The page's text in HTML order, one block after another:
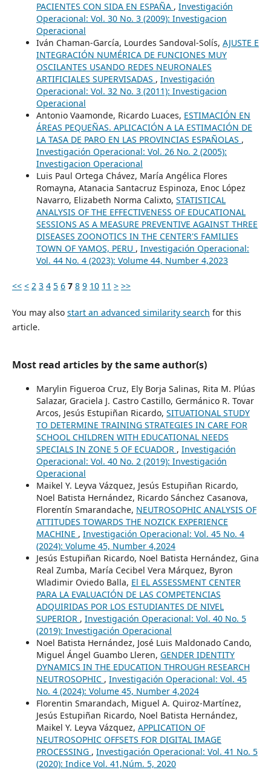
PACIENTES CON SIDA EN ESPAÑA , Investigación
Operacional: Vol. 30 No. 3 (2009): Investigacion
Operacional
Iván Chaman-García, Lourdes Sandoval-Solís, AJUSTE E
INTEGRACIÓN NUMÉRICA DE FUNCIONES MUY
OSCILANTES USANDO REDES NEURONALES
ARTIFICIALES SUPERVISADAS , Investigación
Operacional: Vol. 32 No. 3 (2011): Investigacion
Operacional
Antonio Vaamonde, Ricardo Luaces, ESTIMACIÓN EN
ÁREAS PEQUEÑAS. APLICACIÓN A LA ESTIMACIÓN DE
LA TASA DE PARO EN LAS PROVINCIAS ESPAÑOLAS ,
Investigación Operacional: Vol. 26 No. 2 (2005):
Investigacion Operacional
Luis Paul Ortega Chávez, María Angélica Flores
Romayna, Atanacia Santacruz Espinoza, Enoc López
Navarro, Elizabeth Norma Calixto, STATISTICAL
ANALYSIS OF THE EFFECTIVENESS OF EDUCATIONAL
SESSIONS AS A MEASURE PREVENTIVE AGAINST THREE
DISEASES ZOONOTICS IN THE CENTER'S FAMILIES
TOWN OF YAMOS, PERU , Investigación Operacional:
Vol. 44 No. 4 (2023): Volume 44, Number 4,2023
<< < 2 3 4 5 6 7 8 9 10 11 > >>
You may also start an advanced similarity search for this
article.
Most read articles by the same author(s)
Marylin Figueroa Cruz, Ely Borja Salinas, Rita M. Plúas
Salazar, Graciela J. Castro Castillo, Germánico R. Tovar
Arcos, Jesús Estupiñan Ricardo, SITUATIONAL STUDY
TO DETERMINE TRAINING STRATEGIES IN CARE FOR
SCHOOL CHILDREN WITH EDUCATIONAL NEEDS
SPECIALS IN ZONE 5 OF ECUADOR , Investigación
Operacional: Vol. 40 No. 2 (2019): Investigación
Operacional
Maikel Y. Leyva Vázquez, Jesús Estupiñan Ricardo,
Noel Batista Hernández, Ricardo Sánchez Casanova,
Florentín Smarandache, NEUTROSOPHIC ANALYSIS OF
ATTITUDES TOWARDS THE NOZICK EXPERIENCE
MACHINE , Investigación Operacional: Vol. 45 No. 4
(2024): Volume 45, Number 4,2024
Jesús Estupiñan Ricardo, Noel Batista Hernández, Gina
Real Zumba, María Cecibel Vera Márquez, Byron
Wladimir Oviedo Balla, El EL ASSESSMENT CENTER
PARA LA EVALUACIÓN DE LAS COMPETENCIAS
ADQUIRIDAS POR LOS ESTUDIANTES DE NIVEL
SUPERIOR , Investigación Operacional: Vol. 40 No. 5
(2019): Investigación Operacional
Noel Batista Hernández, José Luis Maldonado Cando,
Miguel Ángel Guambo Lleren, GENDER IDENTITY
DYNAMICS IN THE EDUCATION THROUGH RESEARCH
NEUTROSOPHIC , Investigación Operacional: Vol. 45
No. 4 (2024): Volume 45, Number 4,2024
Florentin Smarandach, Miguel A. Quiroz-Martínez,
Jesús Estupiñan Ricardo, Noel Batista Hernández,
Maikel Y. Leyva Vázquez, APPLICATION OF
NEUTROSOPHIC OFFSETS FOR DIGITAL IMAGE
PROCESSING , Investigación Operacional: Vol. 41 No. 5
(2020): Indice Vol. 41,Núm. 5, 2020